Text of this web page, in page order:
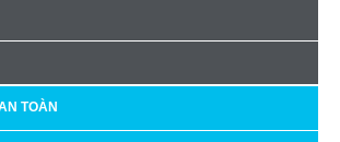
TOÀN